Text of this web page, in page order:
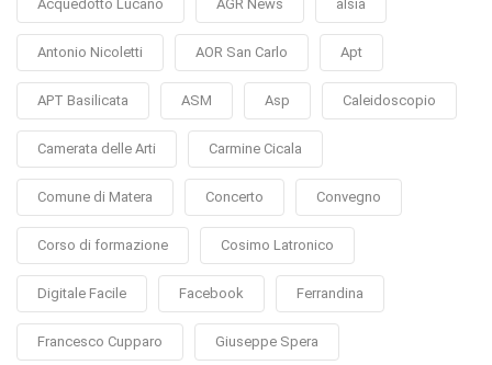
Acquedotto Lucano AGR News alsia
Antonio Nicoletti AOR San Carlo Apt
APT Basilicata ASM Asp Caleidoscopio
Camerata delle Arti Carmine Cicala
Comune di Matera Concerto Convegno
Corso di formazione Cosimo Latronico
Digitale Facile Facebook Ferrandina
Francesco Cupparo Giuseppe Spera